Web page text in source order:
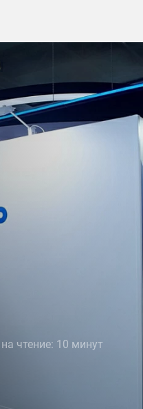
чтение: 10 минут